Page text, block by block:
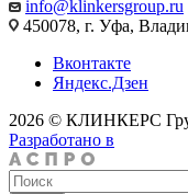
info@klinkersgroup.ru
450078, г. Уфа,
Вконтакте
Яндекс.Дзен
2026 © КЛИНКЕРС
Разработано в